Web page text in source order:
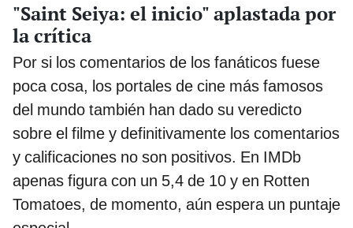
"Saint Seiya: el inicio" aplastada por
la crítica
Por si los comentarios de los fanáticos fuese
poca cosa, los portales de cine más famosos
del mundo también han dado su veredicto
sobre el filme y definitivamente los comentarios
y calificaciones no son positivos. En IMDb
apenas figura con un 5,4 de 10 y en Rotten
Tomatoes, de momento, aún espera un puntaje